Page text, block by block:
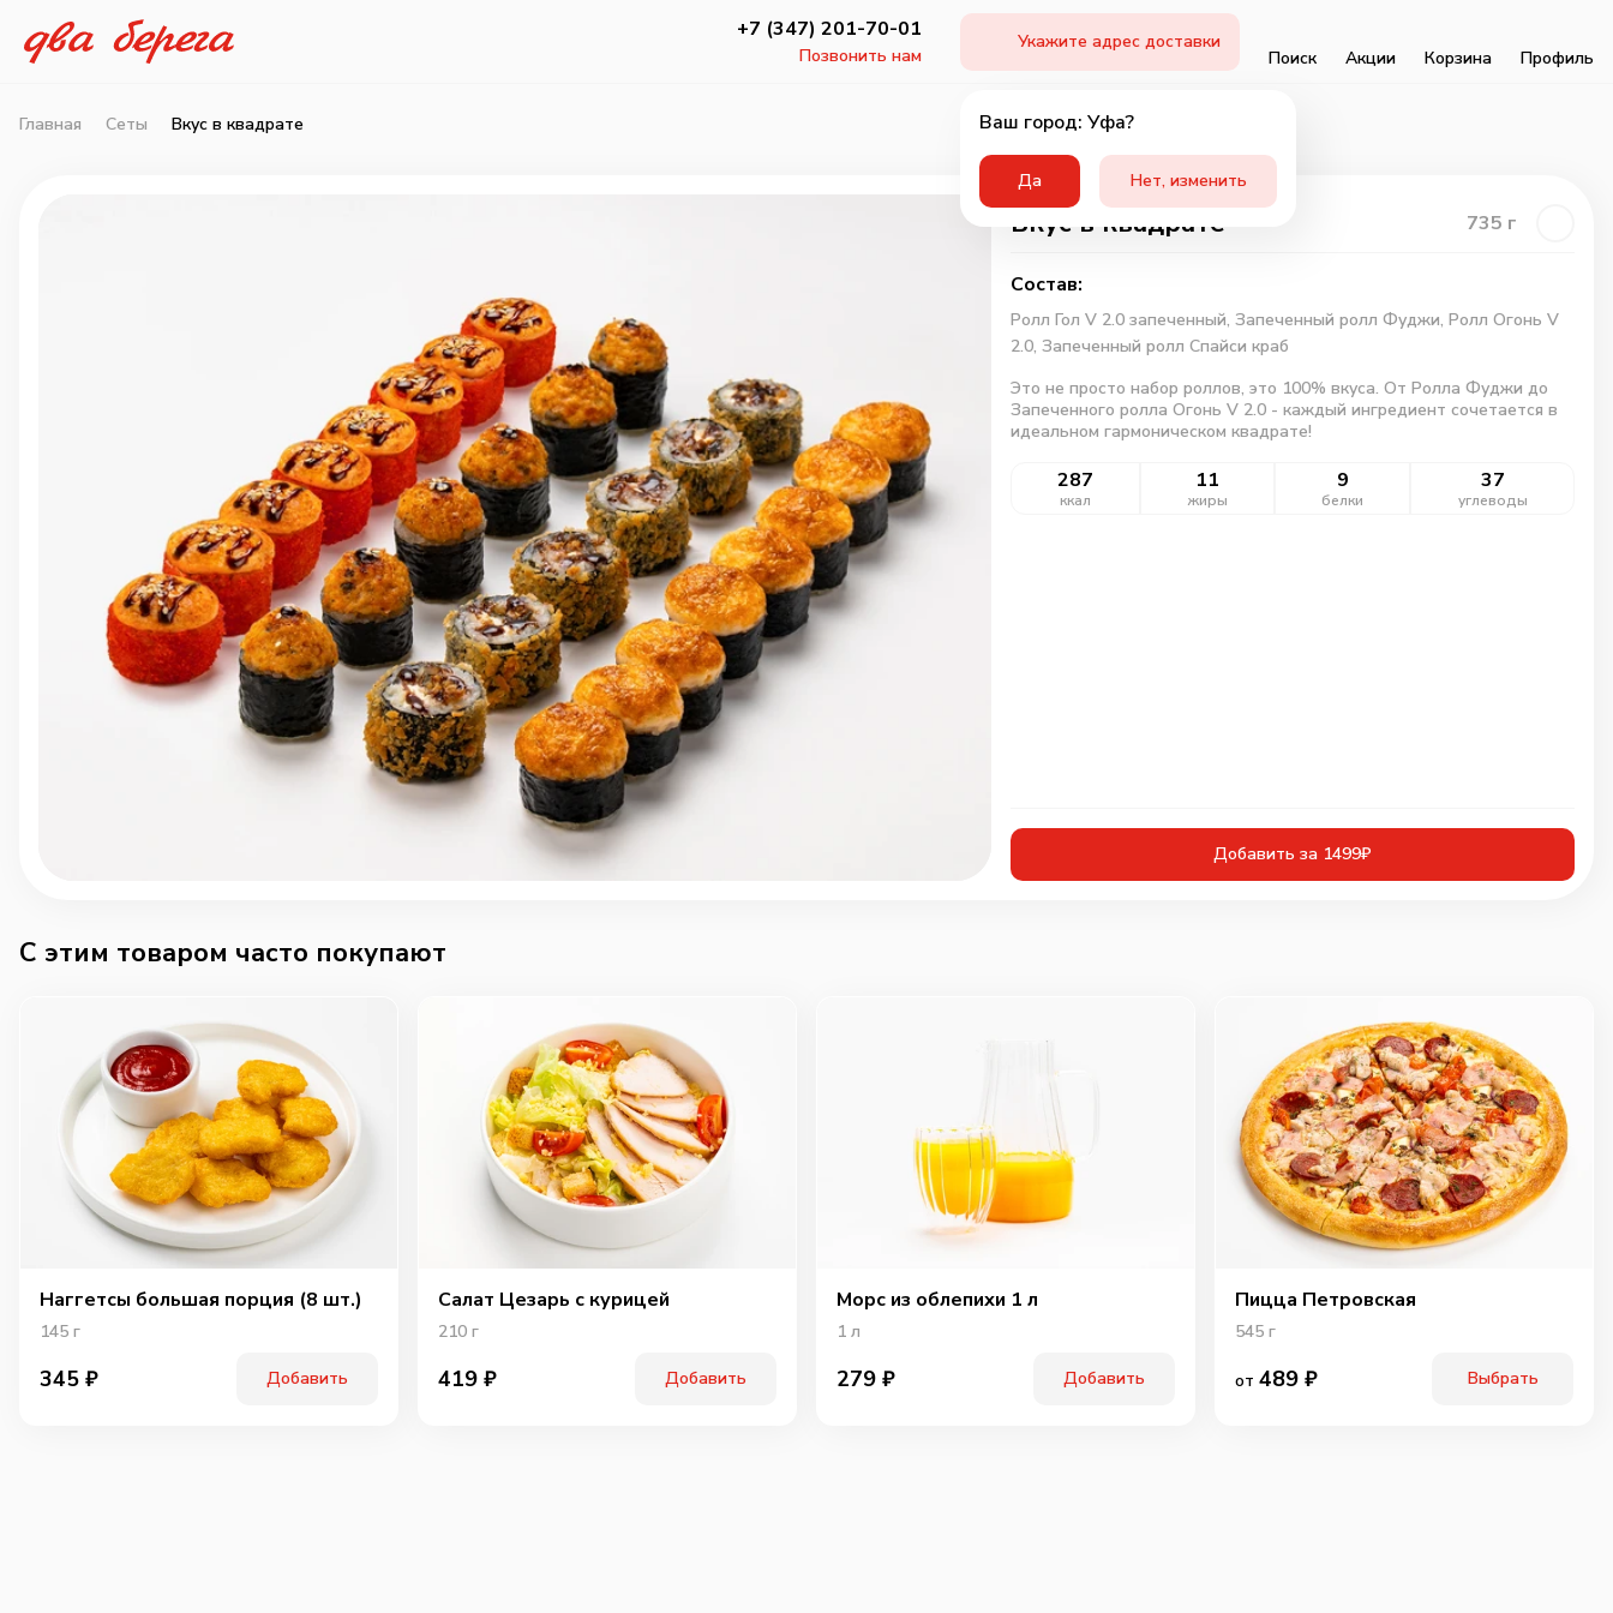
+7 (347) 201-70-01
Позвонить нам
Укажите адрес доставки
Ваш город: Уфа?
Да Нет, изменить
Поиск Акции Корзина Профиль
Главная Сеты Вкус в квадрате
Вкус в квадрате 735 г
Состав:
Ролл Гол V 2.0 запеченный, Запеченный ролл Фуджи, Ролл Огонь V
2.0, Запеченный ролл Спайси краб
Это не просто набор роллов, это 100% вкуса. От Ролла Фуджи до
Запеченного ролла Огонь V 2.0 - каждый ингредиент сочетается в
идеальном гармоническом квадрате!
287
ккал
11
жиры
9
белки
37
углеводы
Добавить за 1499₽
C этим товаром часто покупают
Наггетсы большая порция (8 шт.)
145 г
345 ₽ Добавить
Салат Цезарь с курицей
210 г
419 ₽ Добавить
Морс из облепихи 1 л
1 л
279 ₽ Добавить
Пицца Петровская
545 г
от 489 ₽ Выбрать